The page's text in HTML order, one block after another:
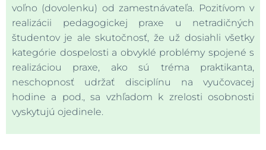
voľno (dovolenku) od zamestnávateľa. Pozitívom v
realizácii pedagogickej praxe u netradičných
študentov je ale skutočnosť, že už dosiahli všetky
kategórie dospelosti a obvyklé problémy spojené s
realizáciou praxe, ako sú tréma praktikanta,
neschopnosť udržať disciplínu na vyučovacej
hodine a pod., sa vzhľadom k zrelosti osobnosti
vyskytujú ojedinele.